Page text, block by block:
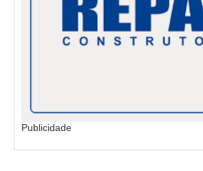
Publicidade